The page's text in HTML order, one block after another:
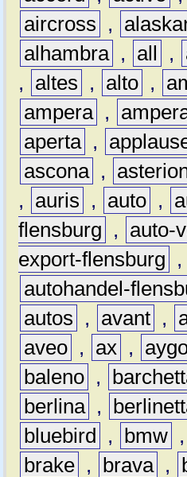
aircross
,
alhambra
, all ,
,
altes , alto ,
ampera
,
aperta
,
ascona
,
,
auris , auto ,
flensburg
,
auto-
export-flensburg
,
autohandel-
autos
, avant ,
aveo , ax ,
baleno ,
berlina
,
bluebird
, bmw ,
brake , brava ,